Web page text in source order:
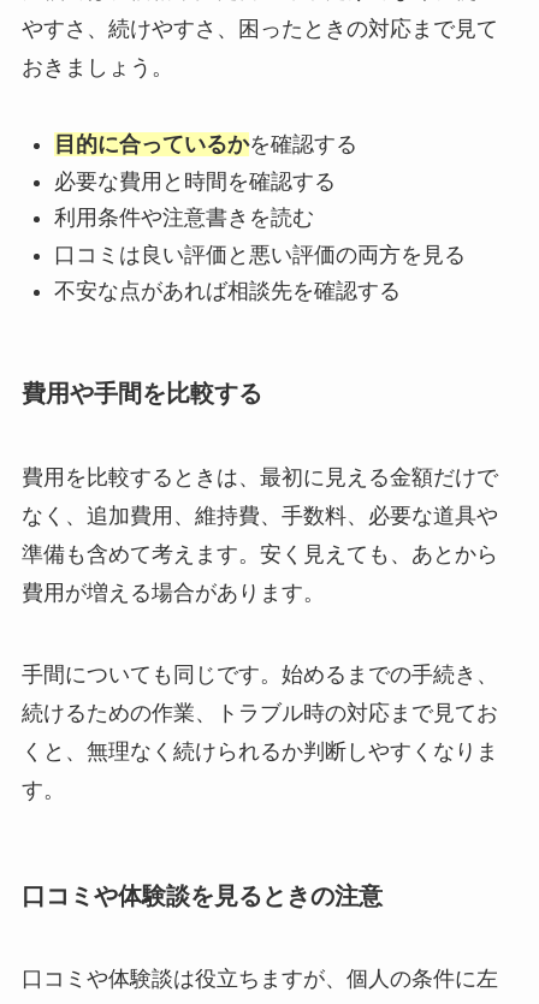
やすさ、続けやすさ、困ったときの対応まで見て
おきましょう。
目的に合っているかを確認する
必要な費用と時間を確認する
利用条件や注意書きを読む
口コミは良い評価と悪い評価の両方を見る
不安な点があれば相談先を確認する
費用や手間を比較する
費用を比較するときは、最初に見える金額だけで
なく、追加費用、維持費、手数料、必要な道具や
準備も含めて考えます。安く見えても、あとから
費用が増える場合があります。
手間についても同じです。始めるまでの手続き、
続けるための作業、トラブル時の対応まで見てお
くと、無理なく続けられるか判断しやすくなりま
す。
口コミや体験談を見るときの注意
口コミや体験談は役立ちますが、個人の条件に左